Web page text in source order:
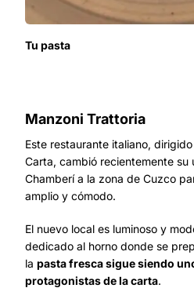
Tu pasta
Manzoni Trattoria
Este restaurante italiano,
Carta, cambió recientemente
Chamberí a la zona de Cuzco
amplio y cómodo.
El nuevo local es luminoso y
dedicado al horno donde se
la pasta fresca sigue siendo
protagonistas de la carta.